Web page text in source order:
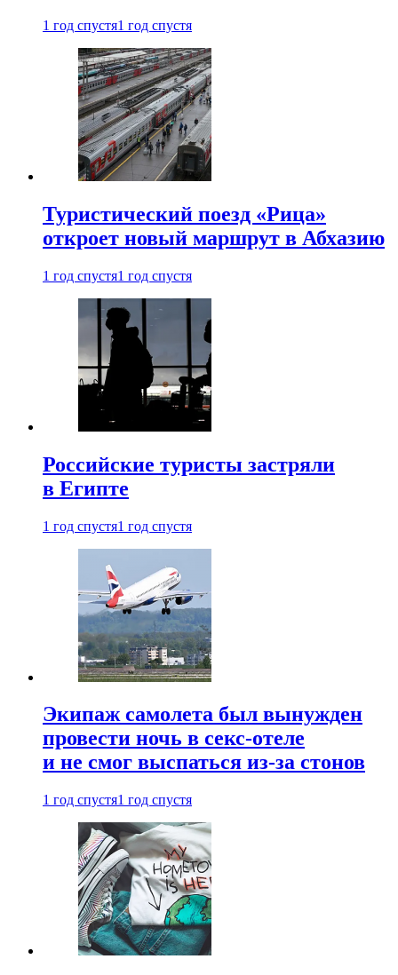
1 год спустя1 год спустя
Туристический поезд «Рица»
откроет новый маршрут в Абхазию
1 год спустя1 год спустя
Российские туристы застряли
в Египте
1 год спустя1 год спустя
Экипаж самолета был вынужден
провести ночь в секс-отеле
и не смог выспаться из-за стонов
1 год спустя1 год спустя